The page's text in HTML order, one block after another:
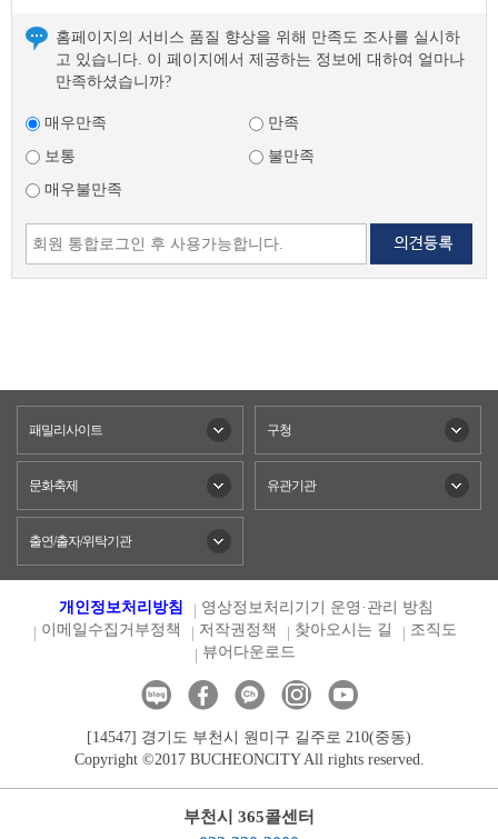
홈페이지의 서비스 품질 향상을 위해 만족도 조사를 실시하
고 있습니다. 이 페이지에서 제공하는 정보에 대하여 얼마나
만족하셨습니까?
매우만족
만족
보통
불만족
매우불만족
패밀리사이트 구청
문화축제 유관기관
출연/출자/위탁기관
개인정보처리방침
영상정보처리기기 운영·관리 방침
이메일수집거부정책
저작권정책 찾아오시는 길
조직도
뷰어다운로드
[14547] 경기도 부천시 원미구 길주로 210(중동)
Copyright ©2017 BUCHEONCITY All rights reserved.
부천시 365콜센터